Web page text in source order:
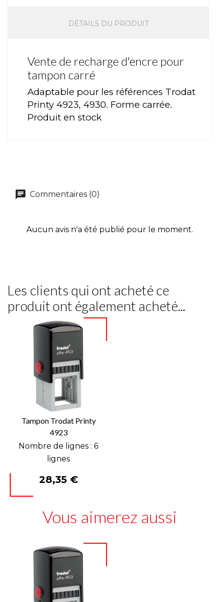
DÉTAILS DU PRODUIT
Vente de recharge d'encre pour
tampon carré
Adaptable pour les références Trodat
Printy 4923, 4930. Forme carrée.
Produit en stock
Commentaires (0)
Aucun avis n'a été publié pour le moment.
Les clients qui ont acheté ce
produit ont également acheté...
Tampon Trodat Printy
4923
Nombre de lignes : 6
lignes
Prix
28,35 €
Vous aimerez aussi